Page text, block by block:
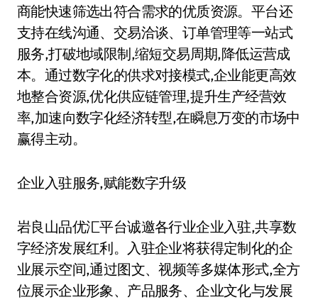
商能快速筛选出符合需求的优质资源。平台还
支持在线沟通、交易洽谈、订单管理等一站式
服务,打破地域限制,缩短交易周期,降低运营成
本。通过数字化的供求对接模式,企业能更高效
地整合资源,优化供应链管理,提升生产经营效
率,加速向数字化经济转型,在瞬息万变的市场中
赢得主动。
企业入驻服务,赋能数字升级
岩良山品优汇平台诚邀各行业企业入驻,共享数
字经济发展红利。入驻企业将获得定制化的企
业展示空间,通过图文、视频等多媒体形式,全方
位展示企业形象、产品服务、企业文化与发展